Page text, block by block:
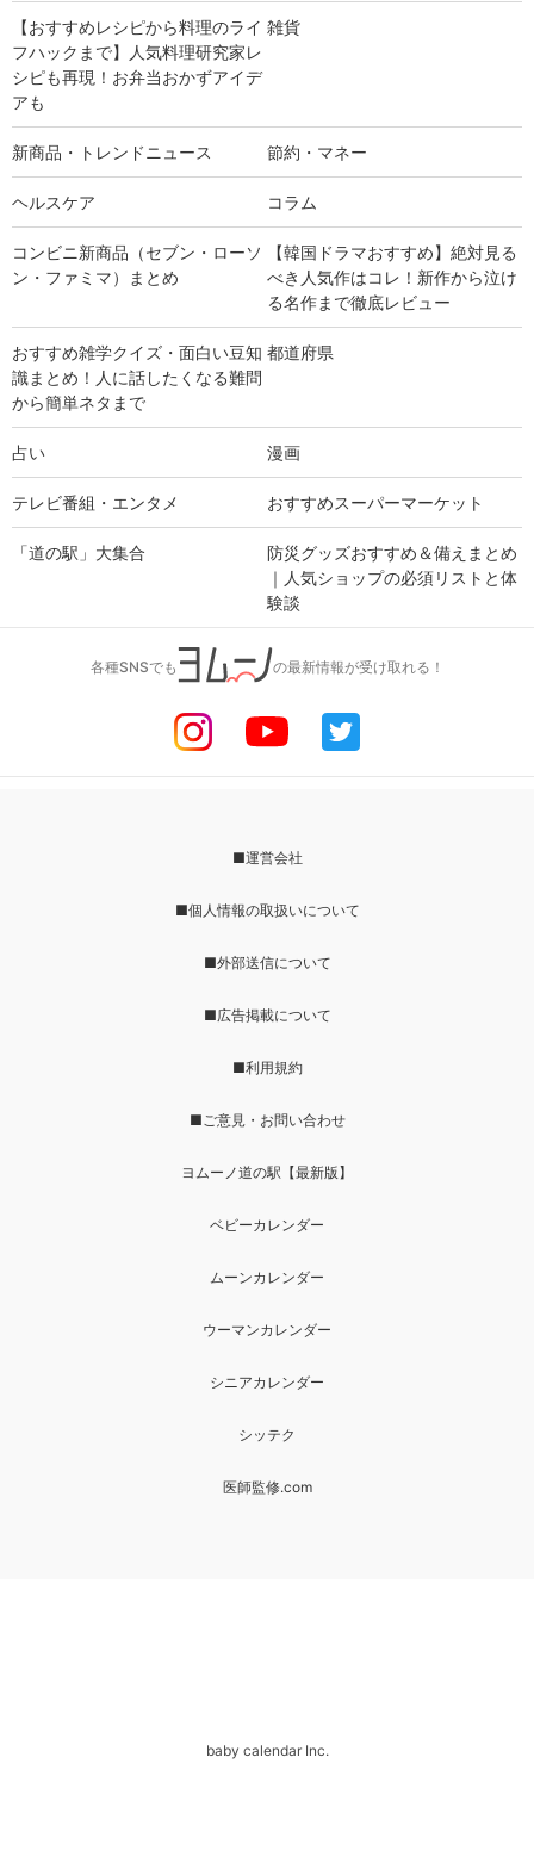
【おすすめレシピから料理のライ
フハックまで】人気料理研究家レ
シピも再現！お弁当おかずアイデ
アも
雑貨
新商品・トレンドニュース 節約・マネー
ヘルスケア コラム
コンビニ新商品（セブン・ローソ
ン・ファミマ）まとめ
【韓国ドラマおすすめ】絶対見る
べき人気作はコレ！新作から泣け
る名作まで徹底レビュー
おすすめ雑学クイズ・面白い豆知
識まとめ！人に話したくなる難問
から簡単ネタまで
都道府県
占い 漫画
テレビ番組・エンタメ おすすめスーパーマーケット
「道の駅」大集合
防災グッズおすすめ＆備えまとめ
｜人気ショップの必須リストと体
験談
各種SNSでも の最新情報が受け取れる！
■運営会社
■個人情報の取扱いについて
■外部送信について
■広告掲載について
■利用規約
■ご意見・お問い合わせ
ヨムーノ道の駅【最新版】
ベビーカレンダー
ムーンカレンダー
ウーマンカレンダー
シニアカレンダー
シッテク
医師監修.com
baby calendar Inc.